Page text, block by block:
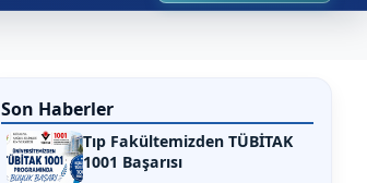
Son Haberler
Tıp Fakültemizden TÜBİTAK
1001 Başarısı